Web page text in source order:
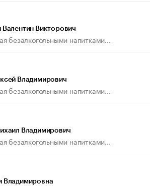
Викторович
безалкогольными напитками...
Владимирович
безалкогольными напитками...
Владимирович
безалкогольными напитками...
Владимировна